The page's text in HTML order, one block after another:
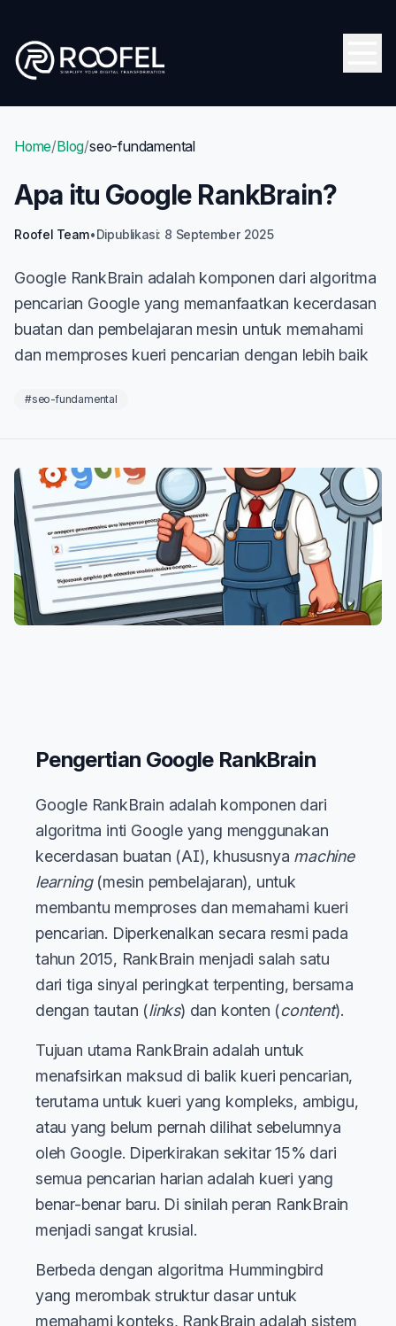
Home/Blog/seo-fundamental
Apa itu Google RankBrain?
Roofel Team•Dipublikasi: 8 September 2025
Google RankBrain adalah komponen dari algoritma
pencarian Google yang memanfaatkan kecerdasan
buatan dan pembelajaran mesin untuk memahami
dan memproses kueri pencarian dengan lebih baik
#seo-fundamental
Pengertian Google RankBrain
Google RankBrain adalah komponen dari
algoritma inti Google yang menggunakan
kecerdasan buatan (AI), khususnya machine
learning(mesin pembelajaran), untuk
membantu memproses dan memahami kueri
pencarian. Diperkenalkan secara resmi pada
tahun 2015, RankBrain menjadi salah satu
dari tiga sinyal peringkat terpenting, bersama
dengan tautan (links) dan konten (content).
Tujuan utama RankBrain adalah untuk
menafsirkan maksud di balik kueri pencarian,
terutama untuk kueri yang kompleks, ambigu,
atau yang belum pernah dilihat sebelumnya
oleh Google. Diperkirakan sekitar 15% dari
semua pencarian harian adalah kueri yang
benar-benar baru. Di sinilah peran RankBrain
menjadi sangat krusial.
Berbeda dengan algoritma Hummingbird
yang merombak struktur dasar untuk
memahami konteks, RankBrain adalah sistem